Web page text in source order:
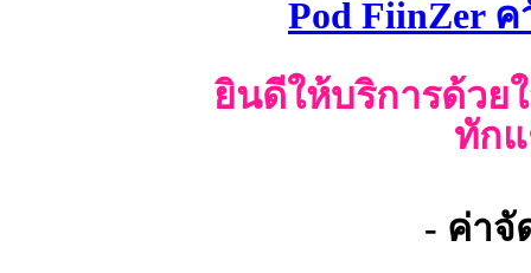
Pod FiinZer
ยินดีให้บริการด้วย
ทัก
- ค่าจั